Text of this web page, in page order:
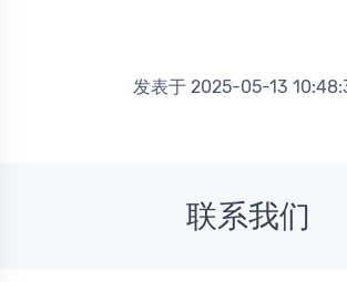
发表于 2025-05-13
联系我们